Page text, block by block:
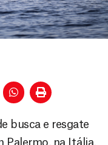
busca e resgate
Palermo, na Itália,